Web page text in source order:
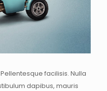
facilisis. Nulla
dapibus, mauris